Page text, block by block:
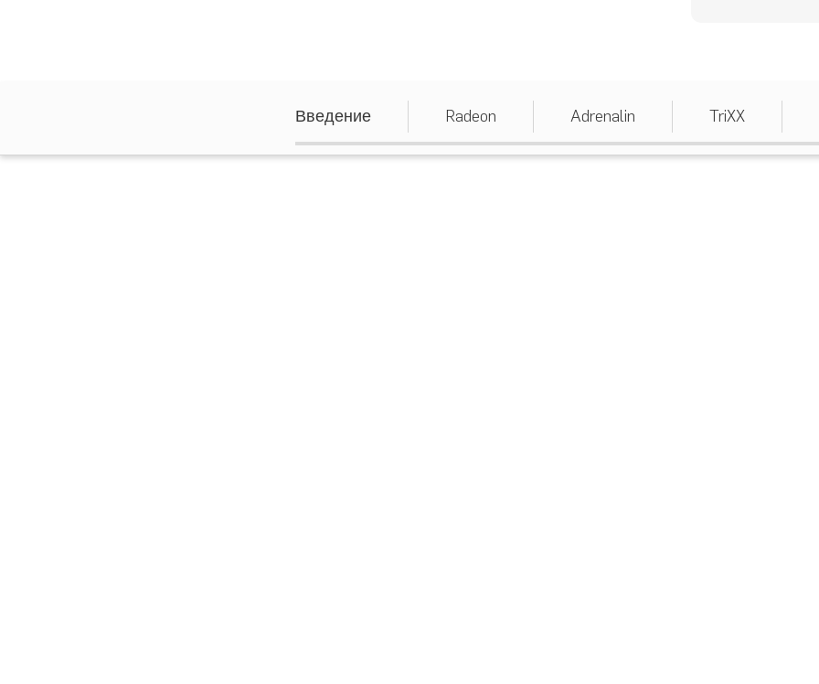
Введение Radeon Adrenalin TriXX